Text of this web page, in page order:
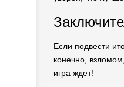
Если подвести
конечно,
игра ждет!